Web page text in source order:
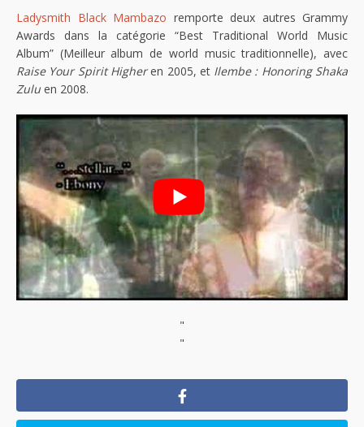
Ladysmith Black Mambazo remporte deux autres Grammy
Awards dans la catégorie “Best Traditional World Music
Album” (Meilleur album de world music traditionnelle), avec
Raise Your Spirit Higheren 2005, et Ilembe : Honoring Shaka
Zulu en 2008.
"
"